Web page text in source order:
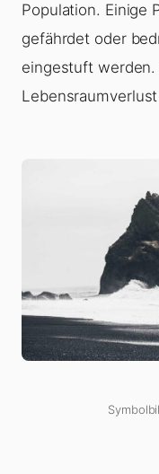
Population. Einige
gefährdet oder
eingestuft werden.